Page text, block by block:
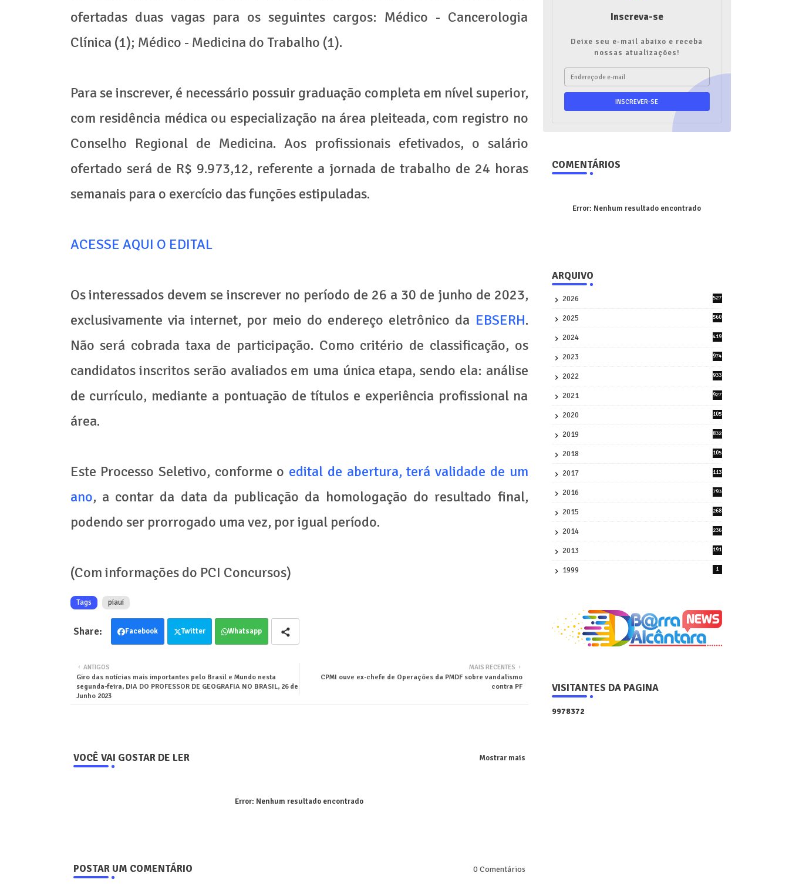
ofertadas duas vagas para os seguintes cargos: Médico - Cancerologia
Clínica (1); Médico - Medicina do Trabalho (1).
Para se inscrever, é necessário possuir graduação completa em nível superior,
com residência médica ou especialização na área pleiteada, com registro no
Conselho Regional de Medicina. Aos profissionais efetivados, o salário
ofertado será de R$ 9.973,12, referente a jornada de trabalho de 24 horas
semanais para o exercício das funções estipuladas.
ACESSE AQUI O EDITAL
Os interessados devem se inscrever no período de 26 a 30 de junho de 2023,
exclusivamente via internet, por meio do endereço eletrônico da EBSERH.
Não será cobrada taxa de participação. Como critério de classificação, os
candidatos inscritos serão avaliados em uma única etapa, sendo ela: análise
de currículo, mediante a pontuação de títulos e experiência profissional na
área.
Este Processo Seletivo, conforme o edital de abertura, terá validade de um
ano, a contar da data da publicação da homologação do resultado final,
podendo ser prorrogado uma vez, por igual período.
(Com informações do PCI Concursos)
Tags piaui
Facebook Twitter Whatsapp
MAIS RECENTES
CPMI ouve ex-chefe de Operações da PMDF sobre vandalismo
contra PF
ANTIGOS
Giro das notícias mais importantes pelo Brasil e Mundo nesta
segunda-feira, DIA DO PROFESSOR DE GEOGRAFIA NO BRASIL, 26 de
Junho 2023
VOCÊ VAI GOSTAR DE LER Mostrar mais
Error: Nenhum resultado encontrado
POSTAR UM COMENTÁRIO 0 Comentários
Inscreva-se
Deixe seu e-mail abaixo e receba
nossas atualizações!
COMENTÁRIOS
Error: Nenhum resultado encontrado
ARQUIVO
2026
527
2025
560
2024
419
2023
974
2022
933
2021
927
2020
105
2019
832
2018
105
2017
113
2016
793
2015
268
2014
236
2013
191
1999 1
VISITANTES DA PAGINA
9978372